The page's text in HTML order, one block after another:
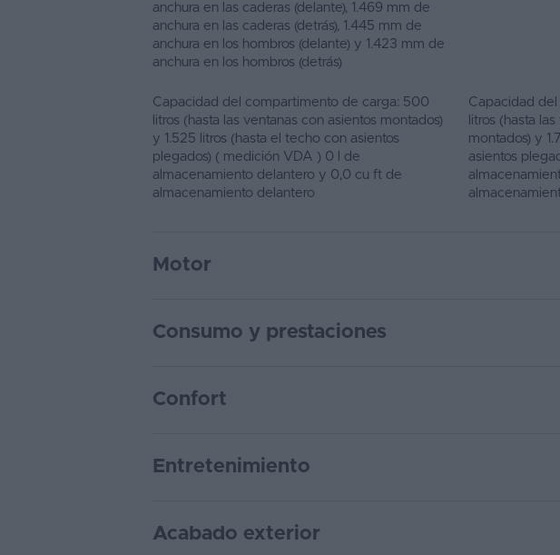
anchura en las caderas (delante), 1.469 mm de
anchura en las caderas (detrás), 1.445 mm de
anchura en los hombros (delante) y 1.423 mm de
anchura en los hombros (detrás)
Capacidad del compartimento de carga: 500
litros (hasta las ventanas con asientos montados)
y 1.525 litros (hasta el techo con asientos
plegados) ( medición VDA ) 0 l de
almacenamiento delantero y 0,0 cu ft de
almacenamiento delantero
Capacidad
litros (hasta
montados) y
asientos
Motor
Consumo y prestaciones
Confort
Entretenimiento
Acabado exterior